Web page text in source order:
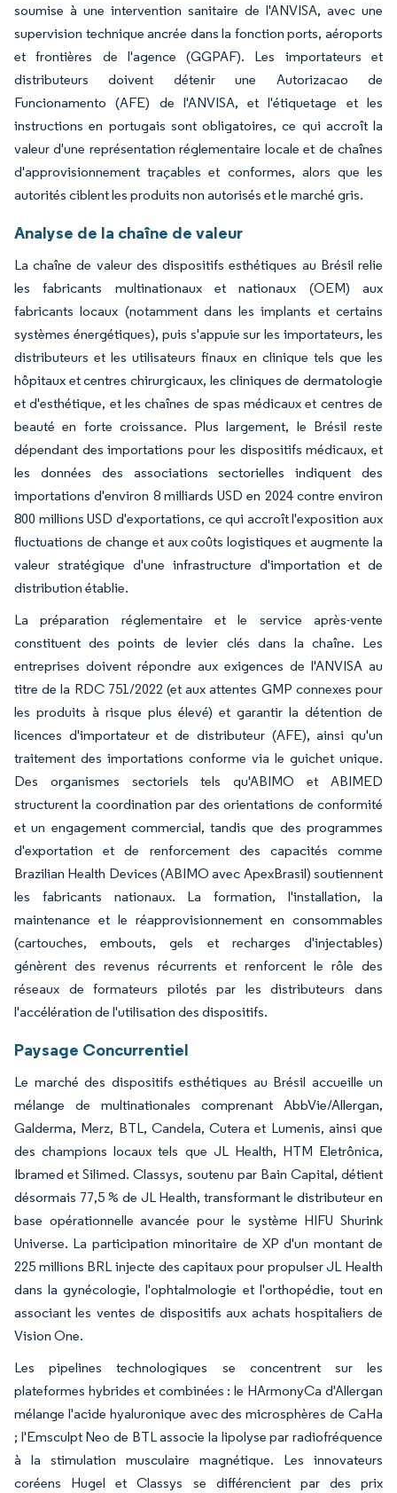
soumise à une intervention sanitaire de l'ANVISA, avec une
supervision technique ancrée dans la fonction ports, aéroports
et frontières de l'agence (GGPAF). Les importateurs et
distributeurs doivent détenir une Autorizacao de
Funcionamento (AFE) de l'ANVISA, et l'étiquetage et les
instructions en portugais sont obligatoires, ce qui accroît la
valeur d'une représentation réglementaire locale et de chaînes
d'approvisionnement traçables et conformes, alors que les
autorités ciblent les produits non autorisés et le marché gris.
Analyse de la chaîne de valeur
La chaîne de valeur des dispositifs esthétiques au Brésil relie
les fabricants multinationaux et nationaux (OEM) aux
fabricants locaux (notamment dans les implants et certains
systèmes énergétiques), puis s'appuie sur les importateurs, les
distributeurs et les utilisateurs finaux en clinique tels que les
hôpitaux et centres chirurgicaux, les cliniques de dermatologie
et d'esthétique, et les chaînes de spas médicaux et centres de
beauté en forte croissance. Plus largement, le Brésil reste
dépendant des importations pour les dispositifs médicaux, et
les données des associations sectorielles indiquent des
importations d'environ 8 milliards USD en 2024 contre environ
800 millions USD d'exportations, ce qui accroît l'exposition aux
fluctuations de change et aux coûts logistiques et augmente la
valeur stratégique d'une infrastructure d'importation et de
distribution établie.
La préparation réglementaire et le service après-vente
constituent des points de levier clés dans la chaîne. Les
entreprises doivent répondre aux exigences de l'ANVISA au
titre de la RDC 751/2022 (et aux attentes GMP connexes pour
les produits à risque plus élevé) et garantir la détention de
licences d'importateur et de distributeur (AFE), ainsi qu'un
traitement des importations conforme via le guichet unique.
Des organismes sectoriels tels qu'ABIMO et ABIMED
structurent la coordination par des orientations de conformité
et un engagement commercial, tandis que des programmes
d'exportation et de renforcement des capacités comme
Brazilian Health Devices (ABIMO avec ApexBrasil) soutiennent
les fabricants nationaux. La formation, l'installation, la
maintenance et le réapprovisionnement en consommables
(cartouches, embouts, gels et recharges d'injectables)
génèrent des revenus récurrents et renforcent le rôle des
réseaux de formateurs pilotés par les distributeurs dans
l'accélération de l'utilisation des dispositifs.
Paysage Concurrentiel
Le marché des dispositifs esthétiques au Brésil accueille un
mélange de multinationales comprenant AbbVie/Allergan,
Galderma, Merz, BTL, Candela, Cutera et Lumenis, ainsi que
des champions locaux tels que JL Health, HTM Eletrônica,
Ibramed et Silimed. Classys, soutenu par Bain Capital, détient
désormais 77,5 % de JL Health, transformant le distributeur en
base opérationnelle avancée pour le système HIFU Shurink
Universe. La participation minoritaire de XP d'un montant de
225 millions BRL injecte des capitaux pour propulser JL Health
dans la gynécologie, l'ophtalmologie et l'orthopédie, tout en
associant les ventes de dispositifs aux achats hospitaliers de
Vision One.
Les pipelines technologiques se concentrent sur les
plateformes hybrides et combinées : le HArmonyCa d'Allergan
mélange l'acide hyaluronique avec des microsphères de CaHa
; l'Emsculpt Neo de BTL associe la lipolyse par radiofréquence
à la stimulation musculaire magnétique. Les innovateurs
coréens Hugel et Classys se différencient par des prix